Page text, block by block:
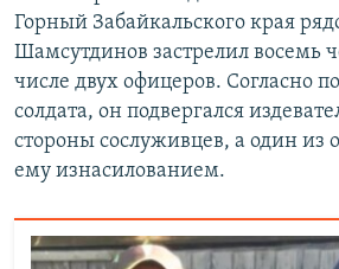
Горный Забайкальского края
Шамсутдинов застрелил восемь
числе двух офицеров. Согласно
солдата, он подвергался
стороны сослуживцев, а один из
ему изнасилованием.